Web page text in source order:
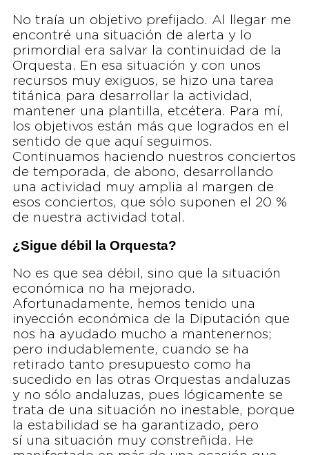
No traía un objetivo prefijado. Al llegar me
encontré una situación de alerta y lo
primordial era salvar la continuidad de la
Orquesta. En esa situación y con unos
recursos muy exiguos, se hizo una tarea
titánica para desarrollar la actividad,
mantener una plantilla, etcétera. Para mí,
los objetivos están más que logrados en el
sentido de que aquí seguimos.
Continuamos haciendo nuestros conciertos
de temporada, de abono, desarrollando
una actividad muy amplia al margen de
esos conciertos, que sólo suponen el 20 %
de nuestra actividad total.
¿Sigue débil la Orquesta?
No es que sea débil, sino que la situación
económica no ha mejorado.
Afortunadamente, hemos tenido una
inyección económica de la Diputación que
nos ha ayudado mucho a mantenernos;
pero indudablemente, cuando se ha
retirado tanto presupuesto como ha
sucedido en las otras Orquestas andaluzas
y no sólo andaluzas, pues lógicamente se
trata de una situación no inestable, porque
la estabilidad se ha garantizado, pero
sí una situación muy constreñida. He